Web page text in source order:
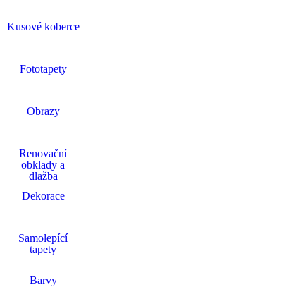
Kusové koberce
Fototapety
Obrazy
Renovační
obklady a
dlažba
Dekorace
Samolepící
tapety
Barvy